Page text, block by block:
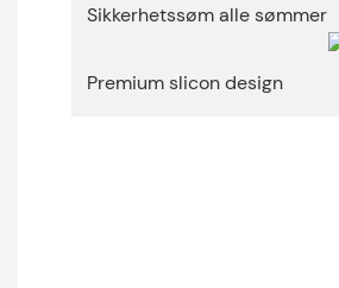
Sikkerhetssøm alle sømmer
Premium slicon design